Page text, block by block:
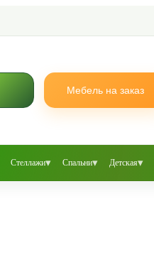
Мебель на заказ
Стеллажи▾ Спальни▾ Детская▾